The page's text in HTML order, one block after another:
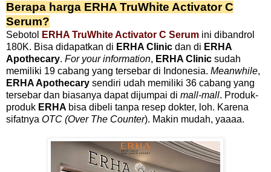
Berapa harga ERHA TruWhite Activator C
Serum?
Sebotol ERHA TruWhite Activator C Serum ini dibandrol
180K. Bisa didapatkan di ERHA Clinic dan di ERHA
Apothecary. For your information, ERHA Clinic sudah
memiliki 19 cabang yang tersebar di Indonesia. Meanwhile,
ERHA Apothecary sendiri udah memiliki 36 cabang yang
tersebar dan biasanya dapat dijumpai di mall-mall. Produk-
produk ERHA bisa dibeli tanpa resep dokter, loh. Karena
sifatnya OTC (Over The Counter). Makin mudah, yaaaa.